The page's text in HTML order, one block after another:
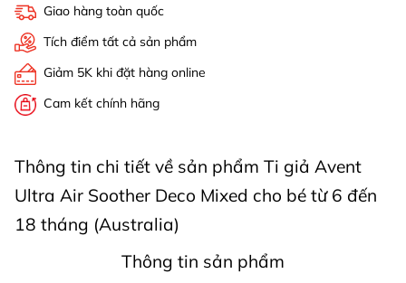
Giao hàng toàn quốc
Tích điểm tất cả sản phẩm
Giảm 5K khi đặt hàng online
Cam kết chính hãng
Thông tin chi tiết về sản phẩm Ti giả Avent
Ultra Air Soother Deco Mixed cho bé từ 6 đến
18 tháng (Australia)
Thông tin sản phẩm